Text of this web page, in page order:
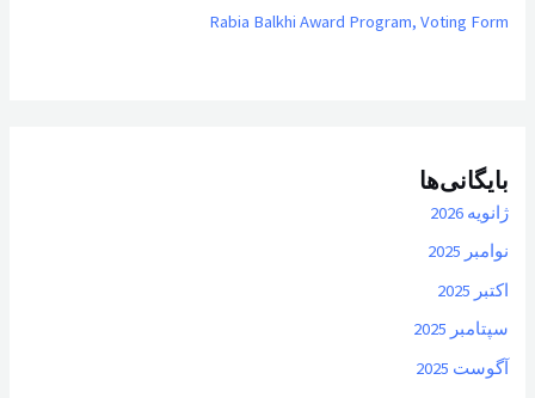
Rabia Balkhi Award Program, Voting Form
بایگانی‌ها
ژانویه 2026
نوامبر 2025
اکتبر 2025
سپتامبر 2025
آگوست 2025